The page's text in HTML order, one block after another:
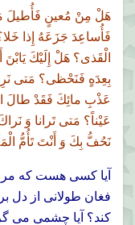
هَلْ مِنْ مُعينٍ فَأُطيلَ
فَأُساعِدَ جَزَعَهُ إِذا
الْقَذى؟ هَلْ إِلَيْكَ
بِعِدَهٍ فَنَحْظى؟ مَتى
عَذْبِ مائِكَ فَقَدْ طالَ
عَيْناً؟ مَتى تَرانا وَ
نَحُفُّ بِكَ وَ أَنْتَ تَأُمُّ
آيا كسى هست كه مرا
فغان طولانى از
كند؟ آيا چشمى مى